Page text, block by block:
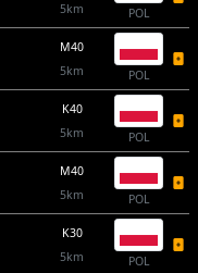
5km
POL
M40
5km
POL
K40
5km
POL
M40
5km
POL
K30
5km
POL